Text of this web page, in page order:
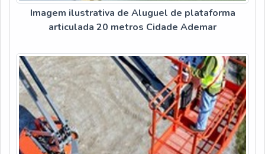
Imagem ilustrativa de Aluguel de plataforma
articulada 20 metros Cidade Ademar